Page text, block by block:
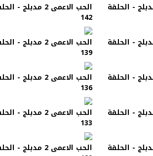
الاعمى 2 مدبلج - الحلقة
الحب الاعمى 2 مدبلج -
142
الاعمى 2 مدبلج - الحلقة
الحب الاعمى 2 مدبلج -
139
الاعمى 2 مدبلج - الحلقة
الحب الاعمى 2 مدبلج -
136
الاعمى 2 مدبلج - الحلقة
الحب الاعمى 2 مدبلج -
133
الاعمى 2 مدبلج - الحلقة
الحب الاعمى 2 مدبلج -